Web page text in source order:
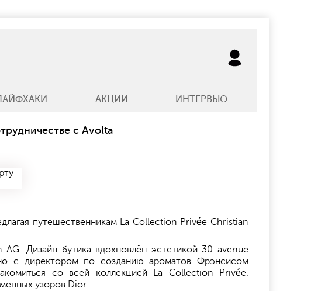
АКЦИИ ИНТЕРВЬЮ
с Avolta
путешественникам La Collection Privée Christian
Дизайн бутика вдохновлён эстетикой 30 avenue
с директором по созданию ароматов Фрэнсисом
со всей коллекцией La Collection Privée.
узоров Dior.